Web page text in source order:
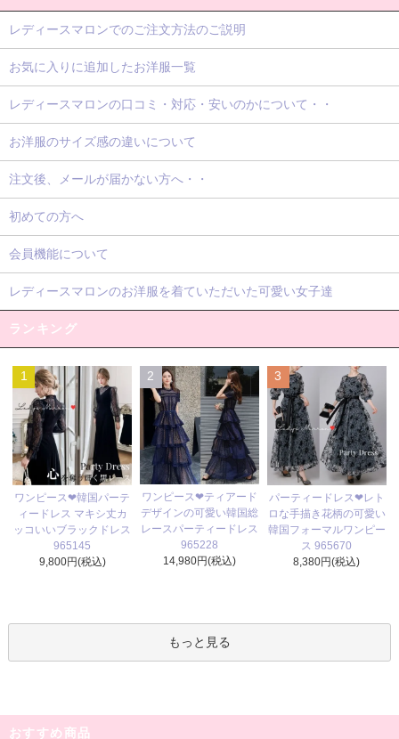
レディースマロンでのご注文方法のご説明
お気に入りに追加したお洋服一覧
レディースマロンの口コミ・対応・安いのかについて・・
お洋服のサイズ感の違いについて
注文後、メールが届かない方へ・・
初めての方へ
会員機能について
レディースマロンのお洋服を着ていただいた可愛い女子達
ランキング
1
ワンピース❤韓国パーテ
ィードレス マキシ丈カ
ッコいいブラックドレス
965145
9,800円(税込)
2
ワンピース❤ティアード
デザインの可愛い韓国総
レースパーティードレス
965228
14,980円(税込)
3
パーティードレス❤レト
ロな手描き花柄の可愛い
韓国フォーマルワンピー
ス 965670
8,380円(税込)
もっと見る
おすすめ商品